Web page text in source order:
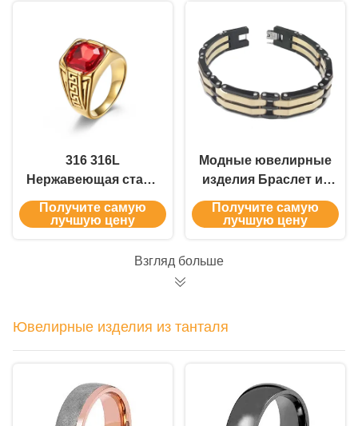
упаковкой
316 316L
Нержавеющая сталь
Золото покрытое
кольцо ювелирные
с рубиновым
Получите самую
лучшую цену
Модные ювелирные
изделия Браслет из
нержавеющей стали
Потолочный
Получите самую
лучшую цену
Взгляд больше
Ювелирные изделия из танталя